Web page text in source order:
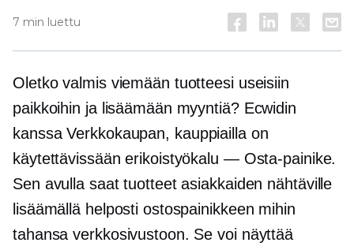
7 min luettu
Oletko valmis viemään tuotteesi useisiin
paikkoihin ja lisäämään myyntiä? Ecwidin
kanssaVerkkokaupan, kauppiailla on
käytettävissään erikoistyökalu — Osta-painike.
Sen avulla saat tuotteet asiakkaiden nähtäville
lisäämällä helposti ostospainikkeen mihin
tahansa verkkosivustoon. Se voi näyttää